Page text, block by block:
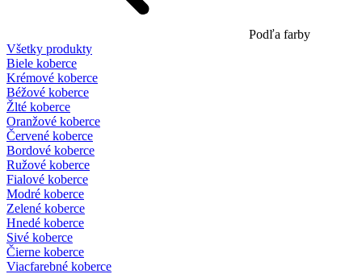
Podľa farby
Všetky produkty
Biele koberce
Krémové koberce
Béžové koberce
Žlté koberce
Oranžové koberce
Červené koberce
Bordové koberce
Ružové koberce
Fialové koberce
Modré koberce
Zelené koberce
Hnedé koberce
Sivé koberce
Čierne koberce
Viacfarebné koberce